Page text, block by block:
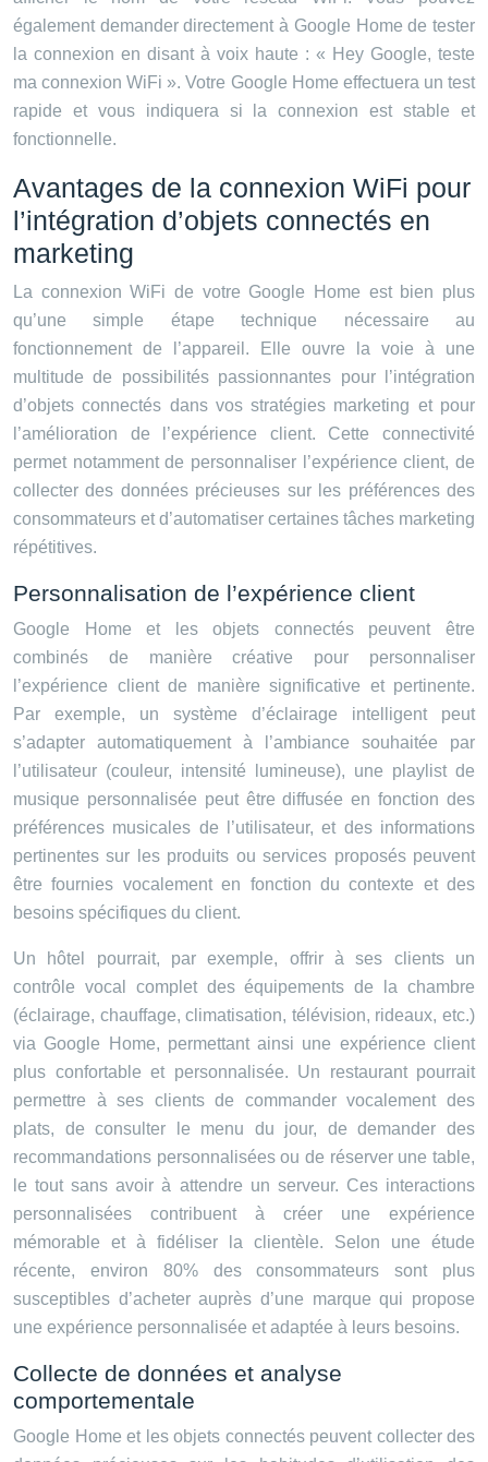
également demander directement à Google Home de tester
la connexion en disant à voix haute : « Hey Google, teste
ma connexion WiFi ». Votre Google Home effectuera un test
rapide et vous indiquera si la connexion est stable et
fonctionnelle.
Avantages de la connexion WiFi pour
l’intégration d’objets connectés en
marketing
La connexion WiFi de votre Google Home est bien plus
qu’une simple étape technique nécessaire au
fonctionnement de l’appareil. Elle ouvre la voie à une
multitude de possibilités passionnantes pour l’intégration
d’objets connectés dans vos stratégies marketing et pour
l’amélioration de l’expérience client. Cette connectivité
permet notamment de personnaliser l’expérience client, de
collecter des données précieuses sur les préférences des
consommateurs et d’automatiser certaines tâches marketing
répétitives.
Personnalisation de l’expérience client
Google Home et les objets connectés peuvent être
combinés de manière créative pour personnaliser
l’expérience client de manière significative et pertinente.
Par exemple, un système d’éclairage intelligent peut
s’adapter automatiquement à l’ambiance souhaitée par
l’utilisateur (couleur, intensité lumineuse), une playlist de
musique personnalisée peut être diffusée en fonction des
préférences musicales de l’utilisateur, et des informations
pertinentes sur les produits ou services proposés peuvent
être fournies vocalement en fonction du contexte et des
besoins spécifiques du client.
Un hôtel pourrait, par exemple, offrir à ses clients un
contrôle vocal complet des équipements de la chambre
(éclairage, chauffage, climatisation, télévision, rideaux, etc.)
via Google Home, permettant ainsi une expérience client
plus confortable et personnalisée. Un restaurant pourrait
permettre à ses clients de commander vocalement des
plats, de consulter le menu du jour, de demander des
recommandations personnalisées ou de réserver une table,
le tout sans avoir à attendre un serveur. Ces interactions
personnalisées contribuent à créer une expérience
mémorable et à fidéliser la clientèle. Selon une étude
récente, environ 80% des consommateurs sont plus
susceptibles d’acheter auprès d’une marque qui propose
une expérience personnalisée et adaptée à leurs besoins.
Collecte de données et analyse
comportementale
Google Home et les objets connectés peuvent collecter des